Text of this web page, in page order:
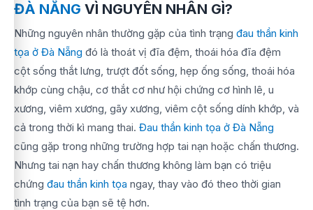
ĐÀ NẴNG VÌ NGUYÊN NHÂN GÌ?
Những nguyên nhân thường gặp của tình trạng đau thần kinh
tọa ở Đà Nẵng đó là thoát vị đĩa đệm, thoái hóa đĩa đệm
cột sống thắt lưng, trượt đốt sống, hẹp ống sống, thoái hóa
khớp cùng chậu, cơ thắt cơ như hội chứng cơ hình lê, u
xương, viêm xương, gãy xương, viêm cột sống dính khớp, và
cả trong thời kì mang thai. Đau thần kinh tọa ở Đà Nẵng
cũng gặp trong những trường hợp tai nạn hoặc chấn thương.
Nhưng tai nạn hay chấn thương không làm bạn có triệu
chứng đau thần kinh tọa ngay, thay vào đó theo thời gian
tình trạng của bạn sẽ tệ hơn.